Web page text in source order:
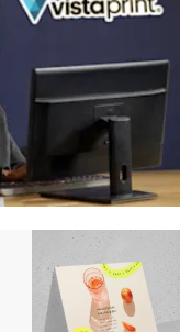
Prix baissé